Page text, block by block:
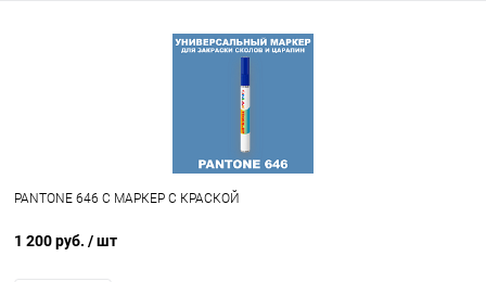
PANTONE 646 C МАРКЕР С КРАСКОЙ
1 200 руб. / шт